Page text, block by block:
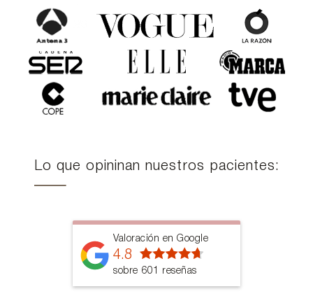
Lo que opininan nuestros pacientes:
Valoración en Google
4.8
sobre 601 reseñas